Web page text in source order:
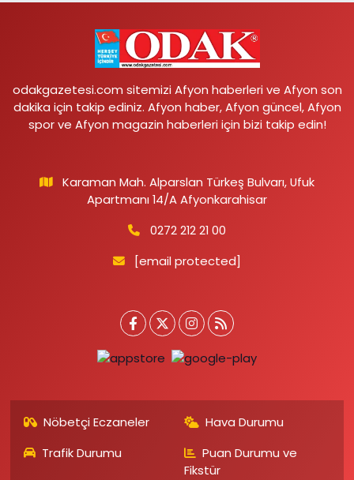
odakgazetesi.com sitemizi Afyon haberleri ve Afyon son
dakika için takip ediniz. Afyon haber, Afyon güncel, Afyon
spor ve Afyon magazin haberleri için bizi takip edin!
Karaman Mah. Alparslan Türkeş Bulvarı, Ufuk
Apartmanı 14/A Afyonkarahisar
0272 212 21 00
[email protected]
Nöbetçi Eczaneler
Hava Durumu
Trafik Durumu
Puan Durumu ve
Fikstür